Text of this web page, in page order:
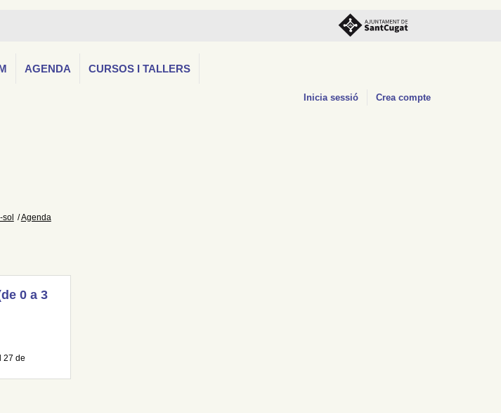
AGENDA CURSOS I TALLERS
Inicia sessió Crea compte
Agenda
0 a 3
27 de